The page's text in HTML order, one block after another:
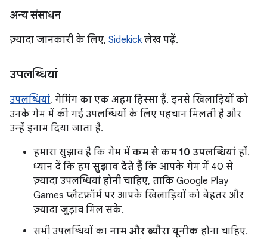
अन्य संसाधन
ज़्यादा जानकारी के लिए, Sidekickलेख पढ़ें.
उपलब्धियां
उपलब्धियां, गेमिंग का एक अहम हिस्सा हैं. इनसे खिलाड़ियों को
उनके गेम में की गई उपलब्धियों के लिए पहचान मिलती है और
उन्हें इनाम दिया जाता है.
हमारा सुझाव है कि गेम में कम से कम 10 उपलब्धियां हों.
ध्यान दें कि हम सुझाव देते हैं कि आपके गेम में 40 से
ज़्यादा उपलब्धियां होनी चाहिए, ताकि Google Play
Games प्लैटफ़ॉर्म पर आपके खिलाड़ियों को बेहतर और
ज़्यादा जुड़ाव मिल सके.
सभी उपलब्धियों का नाम और ब्यौरा यूनीक होना चाहिए.